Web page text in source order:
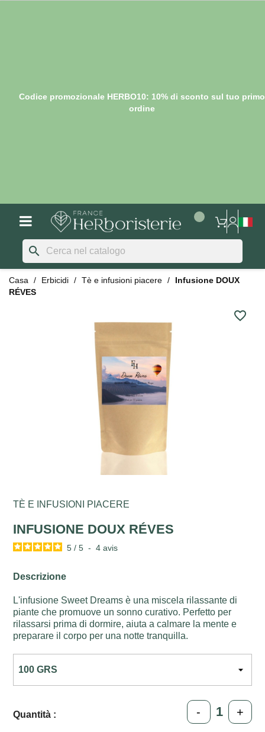
Codice promozionale HERBO10: 10% di sconto sul tuo primo
ordine
search
Casa Erbicidi Tè e infusioni piacere
Infusione DOUX
RÉVES
favorite_border
TÈ E INFUSIONI PIACERE
INFUSIONE DOUX RÉVES
5 / 5 - 4avis
Descrizione
L'infusione Sweet Dreams è una miscela rilassante di
piante che promuove un sonno curativo. Perfetto per
rilassarsi prima di dormire, aiuta a calmare la mente e
preparare il corpo per una notte tranquilla.
Quantità : - +